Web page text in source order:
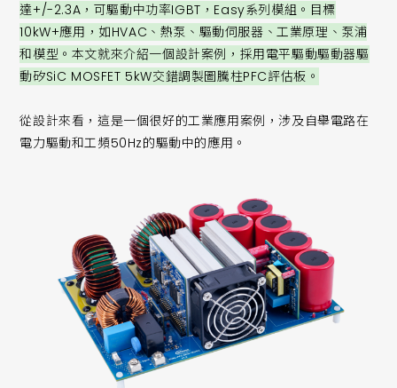
達+/-2.3A，可驅動中功率IGBT，Easy系列模組。目標
10kW+應用，如HVAC、熱泵、驅動伺服器、工業原理、泵浦
和模型。本文就來介紹一個設計案例，採用電平驅動驅動器驅
動矽SiC MOSFET 5kW交錯調製圖騰柱PFC評估板。
從設計來看，這是一個很好的工業應用案例，涉及自舉電路在
電力驅動和工頻50Hz的驅動中的應用。